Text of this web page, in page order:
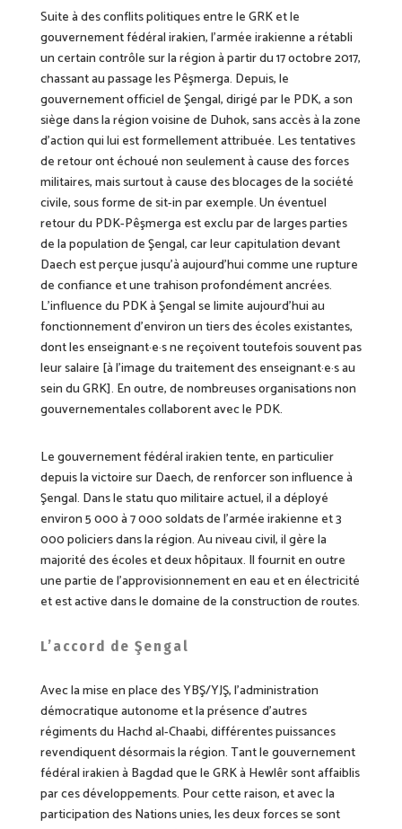
Suite à des conflits politiques entre le GRK et le
gouvernement fédéral irakien, l’armée irakienne a rétabli
un certain contrôle sur la région à partir du 17 octobre 2017,
chassant au passage les Pêşmerga. Depuis, le
gouvernement officiel de Şengal, dirigé par le PDK, a son
siège dans la région voisine de Duhok, sans accès à la zone
d’action qui lui est formellement attribuée. Les tentatives
de retour ont échoué non seulement à cause des forces
militaires, mais surtout à cause des blocages de la société
civile,sous forme de sit-in par exemple.Un éventuel
retourdu PDK-Pêşmerga est exclu par de larges parties
de la population de Şengal, car leur capitulation devant
Daech est perçue jusqu’à aujourd’hui comme une rupture
de confiance et une trahison profondément ancrées.
L’influence du PDK à Şengal se limite aujourd’hui au
fonctionnement d’environ un tiers des écoles existantes,
dont les enseignant·e·s ne reçoivent toutefois souvent pas
leur salaire [à l’image du traitement des enseignant·e·s au
sein du GRK]. En outre, de nombreuses organisations non
gouvernementales collaborent avec le PDK.
Le gouvernement fédéral irakien tente, en particulier
depuis la victoire sur Daech, de renforcer son influence à
Şengal. Dans le statu quo militaire actuel, il a déployé
environ 5 000 à 7 000 soldats de l’armée irakienne et 3
000 policiers dans la région. Au niveau civil, il gère la
majorité des écoles et deux hôpitaux. Il fournit en outre
une partie de l’approvisionnement en eau et en électricité
et est active dans le domaine de la construction de routes.
L’accord de Şengal
Avec la mise en place des YBŞ/YJŞ, l’administration
démocratique autonome et la présence d’autres
régiments du Hachd al-Chaabi, différentes puissances
revendiquent désormais la région. Tant le gouvernement
fédéral irakien à Bagdad que le GRK à Hewlêr sont affaiblis
par ces développements. Pour cette raison, et avec la
participation des Nations unies, les deux forces se sont